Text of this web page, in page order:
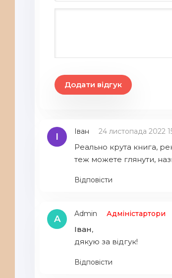
24
28
31
Додати відгук
І Іван 24 листопада 2022
Реально крута книга,
теж можете глянути,
Відповісти
A Admin Адміністартори
Іван,
дякую за відгук!
Відповісти